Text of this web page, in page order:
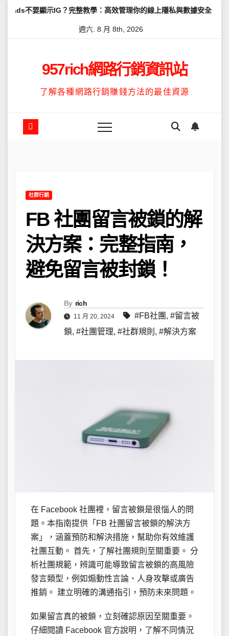
？完整教學：高效管理你的線上隱私與數據安全 怎麼讓
週六. 8 月 8th, 2026
957rich網路行銷資訊站
了解各種網路行銷賺錢方法的最佳資源
社群行銷
FB 社團留言被鎖的解
決方案：完整指南，
避免留言被封鎖！
By rich
11 月 20, 2024 #FB社團 , #留言被
鎖, #社團管理, #社群規則 , #解決方案
在 Facebook 社團裡，留言被鎖是很惱人的問
題。本指南提供「FB 社團留言被鎖的解決方
案」，涵蓋預防和解決措施，幫助你有效維護
社團互動。 首先，了解社團規則至關重要。 分
析社團規範，辨識可能導致留言被鎖的高風險
發言類型，例如煽動性言論、人身攻擊或廣告
推銷。 建立明確的溝通指引，預防未來問題。
如果留言真的被鎖，立刻確認原因至關重要。
仔細閱讀 Facebook 官方說明，了解不同情況